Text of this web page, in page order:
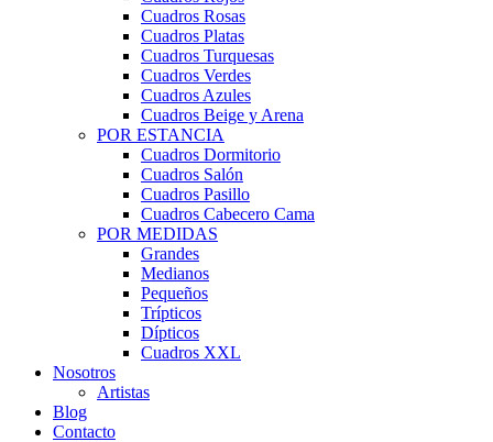
Cuadros Rosas
Cuadros Platas
Cuadros Turquesas
Cuadros Verdes
Cuadros Azules
Cuadros Beige y Arena
POR ESTANCIA
Cuadros Dormitorio
Cuadros Salón
Cuadros Pasillo
Cuadros Cabecero Cama
POR MEDIDAS
Grandes
Medianos
Pequeños
Trípticos
Dípticos
Cuadros XXL
Nosotros
Artistas
Blog
Contacto